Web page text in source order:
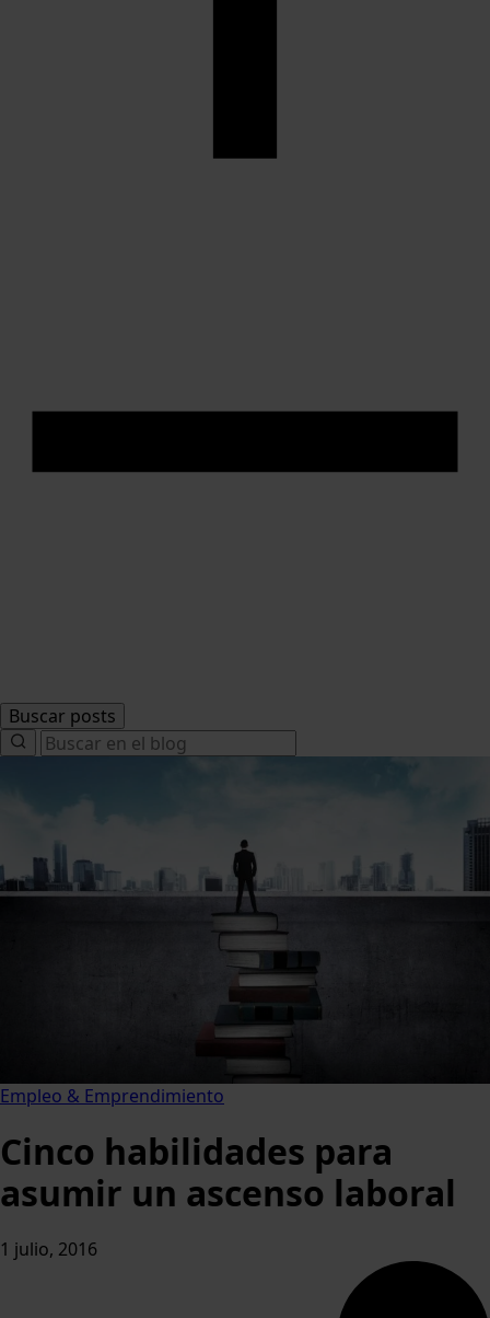
Buscar posts
Search
for:
Empleo & Emprendimiento
Cinco habilidades para
asumir un ascenso laboral
1 julio, 2016